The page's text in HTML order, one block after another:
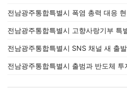
전남광주통합특별시 폭염 총력 대응
전남광주통합특별시 고향사랑기부 특
전남광주통합특별시 SNS 채널 새 출발
전남광주통합특별시 출범과 반도체 투